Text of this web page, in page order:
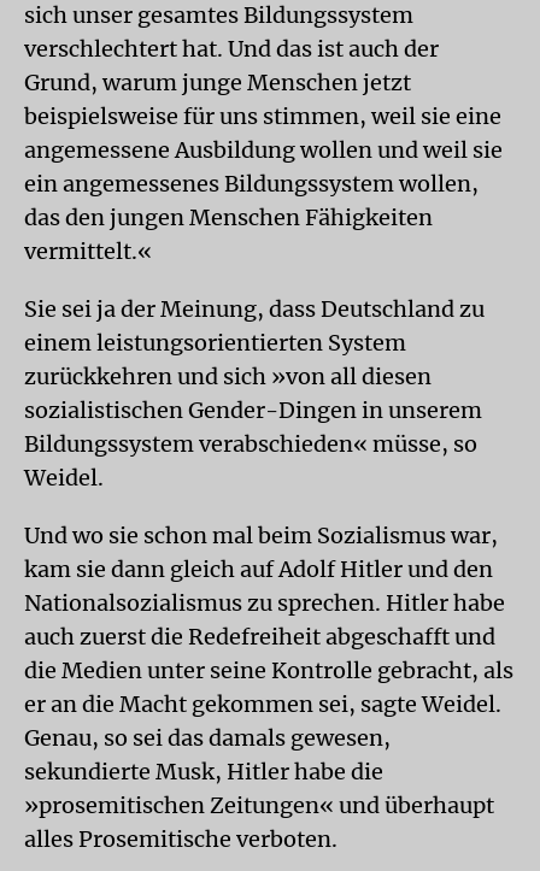
sich unser gesamtes Bildungssystem
verschlechtert hat. Und das ist auch der
Grund, warum junge Menschen jetzt
beispielsweise für uns stimmen, weil sie eine
angemessene Ausbildung wollen und weil sie
ein angemessenes Bildungssystem wollen,
das den jungen Menschen Fähigkeiten
vermittelt.«
Sie sei ja der Meinung, dass Deutschland zu
einem leistungsorientierten System
zurückkehren und sich »von all diesen
sozialistischen Gender-Dingen in unserem
Bildungssystem verabschieden« müsse, so
Weidel.
Und wo sie schon mal beim Sozialismus war,
kam sie dann gleich auf Adolf Hitler und den
Nationalsozialismus zu sprechen. Hitler habe
auch zuerst die Redefreiheit abgeschafft und
die Medien unter seine Kontrolle gebracht, als
er an die Macht gekommen sei, sagte Weidel.
Genau, so sei das damals gewesen,
sekundierte Musk, Hitler habe die
»prosemitischen Zeitungen« und überhaupt
alles Prosemitische verboten.